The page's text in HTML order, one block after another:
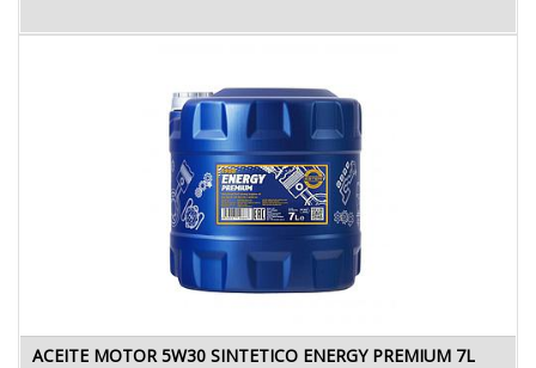
ACEITE MOTOR 5W30 SINTETICO ENERGY PREMIUM 7L